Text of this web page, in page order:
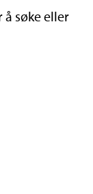
å søke eller